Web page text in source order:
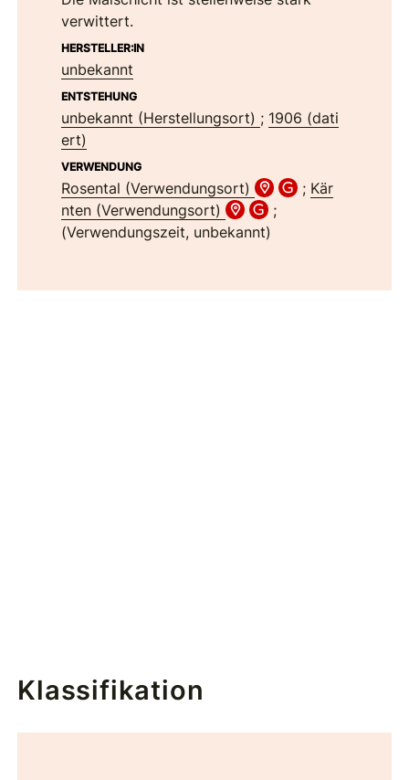
verwittert.
HERSTELLER:IN
unbekannt
ENTSTEHUNG
unbekannt (Herstellungsort) ; 1906 (dati
ert)
VERWENDUNG
Rosental (Verwendungsort) ; Kär
nten (Verwendungsort)
;
(Verwendungszeit, unbekannt)
Klassifikation